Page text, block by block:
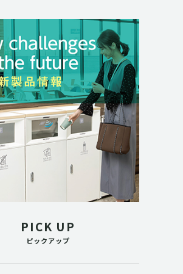
PICK UP
ピックアップ